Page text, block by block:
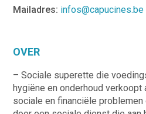
Mailadres: infos@capucines.be
OVER
– Sociale superette die
hygiëne en onderhoud verkoopt
sociale en financiële